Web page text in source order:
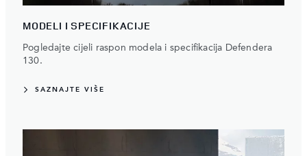
MODELI I SPECIFIKACIJE
Pogledajte cijeli raspon modela i specifikacija Defendera
130.
SAZNAJTE VIŠE